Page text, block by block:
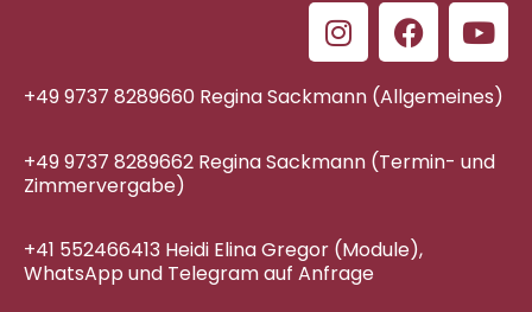
+49 9737 8289660 Regina Sackmann (Allgemeines)
+49 9737 8289662 Regina Sackmann (Termin- und
Zimmervergabe)
+41 552466413 Heidi Elina Gregor (Module),
WhatsApp und Telegram auf Anfrage